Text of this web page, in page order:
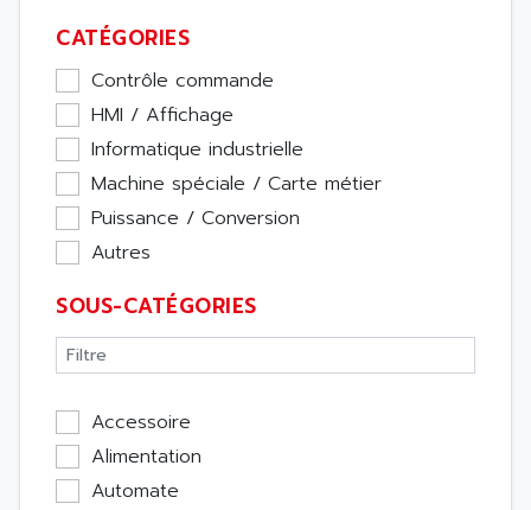
CATÉGORIES
Contrôle commande
HMI / Affichage
Informatique industrielle
Machine spéciale / Carte métier
Puissance / Conversion
Autres
SOUS-CATÉGORIES
Accessoire
Alimentation
Automate